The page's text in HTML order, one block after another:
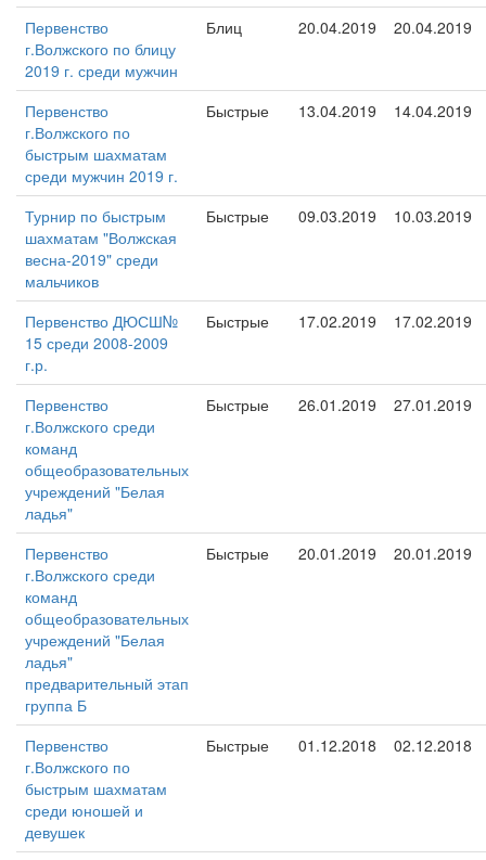
Первенство
г.Волжского по блицу
2019 г. среди мужчин
Блиц 20.04.2019 20.04.2019
Первенство
г.Волжского по
быстрым шахматам
среди мужчин 2019 г.
Быстрые 13.04.2019 14.04.2019
Турнир по быстрым
шахматам "Волжская
весна-2019" среди
мальчиков
Быстрые 09.03.2019 10.03.2019
Первенство ДЮСШ№
15 среди 2008-2009
г.р.
Быстрые 17.02.2019 17.02.2019
Первенство
г.Волжского среди
команд
общеобразовательных
учреждений "Белая
ладья"
Быстрые 26.01.2019 27.01.2019
Первенство
г.Волжского среди
команд
общеобразовательных
учреждений "Белая
ладья"
предварительный этап
группа Б
Быстрые 20.01.2019 20.01.2019
Первенство
г.Волжского по
быстрым шахматам
среди юношей и
девушек
Быстрые 01.12.2018 02.12.2018